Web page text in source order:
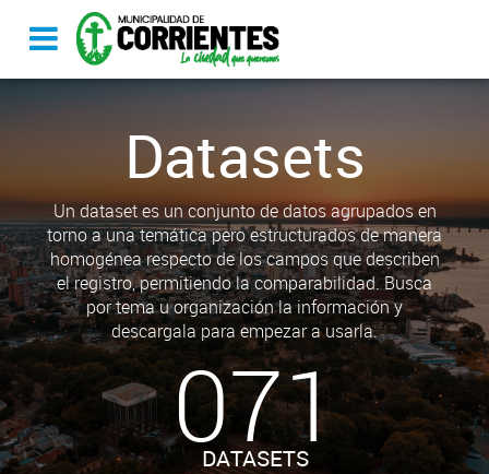
Datasets
Un dataset es un conjunto de datos agrupados en
torno a una temática pero estructurados de manera
homogénea respecto de los campos que describen
el registro, permitiendo la comparabilidad. Busca
por tema u organización la información y
descargala para empezar a usarla.
071
DATASETS